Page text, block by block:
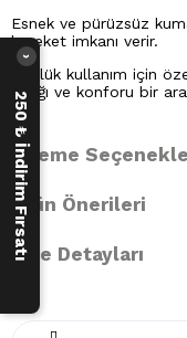
Esnek ve pürüzsüz
hareket imkanı verir.
Günlük kullanım için
şıklığı ve konforu bir
Ödeme
Ürün Önerileri
İade Detayları
250 ₺ İndirim Fırsatı
›